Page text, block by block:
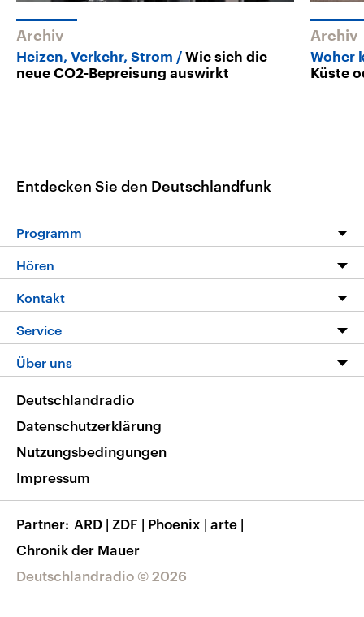
Archiv
Heizen, Verkehr, Strom
Wie sich die
neue CO2-Bepreisung auswirkt
Archiv
Woher
Küste
Entdecken Sie den Deutschlandfunk
Programm
Programm
Die Nachrichten
Nachrichtenleicht
Neue Beiträge auf dlf.de
Hören
Livestream
Podcasts
Deutschlandfunk App
Nachrichten App
Frequenzen
Kontakt
Hörerservice
Service
FAQ
Veranstaltungen
Musikliste
RSS
Über uns
Barrierefreiheit
Deutschlandradio © 2026
Deutschlandradio
Datenschutzerklärung
Nutzungsbedingungen
Impressum
Partner ARD | ZDF | Phoenix | arte |
Chronik der Mauer